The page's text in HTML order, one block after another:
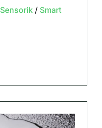
Sensorik/ Smart